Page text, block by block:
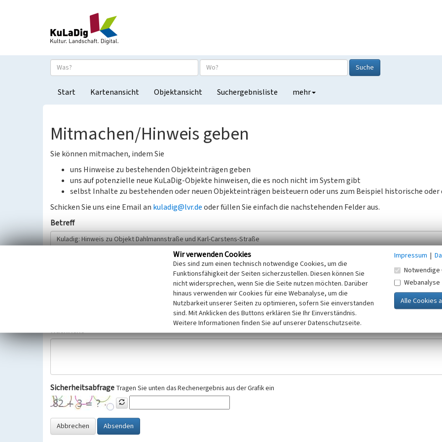
Suche
Start Kartenansicht Objektansicht Suchergebnisliste mehr
Mitmachen/Hinweis geben
Sie können mitmachen, indem Sie
uns Hinweise zu bestehenden Objekteinträgen geben
uns auf potenzielle neue KuLaDig-Objekte hinweisen, die es noch nicht im System gibt
selbst Inhalte zu bestehenden oder neuen Objekteinträgen beisteuern oder uns zum Beispiel historische oder
Schicken Sie uns eine Email an kuladig@lvr.deoder füllen Sie einfach die nachstehenden Felder aus.
Betreff
Wir bitten Sie um freiwillige Angabe Ihres Namens und Ihrer E-Mail-Adresse. Ihre Angaben werden ausschließlich im Rahmen der KuLaDig-
Selbstverständlich werden diese entsprechend der Vorschriften des Telemediengesetzes, des Datenschutzgesetzes NRW und der seit
Datenschutzgrundverordnung (EU-DSGVO) vertraulich behandelt, beachten Sie bitte unsere Hinweise zumDatenschutz
Nachricht
Sicherheitsabfrage Tragen Sie unten das Rechenergebnis aus der Grafik ein
Abbrechen Absenden
Wir verwenden Cookies
Dies sind zum einen technisch notwendige Cookies, um die
Funktionsfähigkeit der Seiten sicherzustellen. Diesen können Sie
nicht widersprechen, wenn Sie die Seite nutzen möchten. Darüber
hinaus verwenden wir Cookies für eine Webanalyse, um die
Nutzbarkeit unserer Seiten zu optimieren, sofern Sie einverstanden
sind. Mit Anklicken des Buttons erklären Sie Ihr Einverständnis.
Weitere Informationen finden Sie auf unserer Datenschutzseite.
Impressum |
Notwendige
Webanalyse